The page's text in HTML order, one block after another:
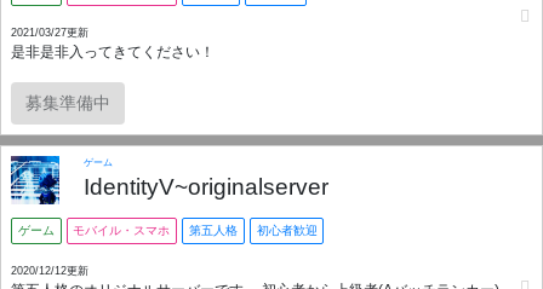
2021/03/27更新
是非是非入ってきてください！
募集準備中
ゲーム
IdentityV~originalserver
ゲーム モバイル・スマホ 第五人格 初心者歓迎
2020/12/12更新